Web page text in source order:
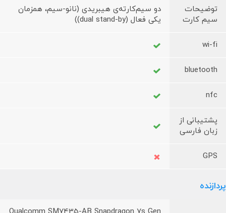
توضیحات
سیم کارت
دو سیم‌کارته‌ی هیبریدی (نانو-سیم، همزمان
یکی فعال (dual stand-by))
wi-fi
bluetooth
nfc
پشتیبانی از
زبان فارسی
GPS
پردازنده